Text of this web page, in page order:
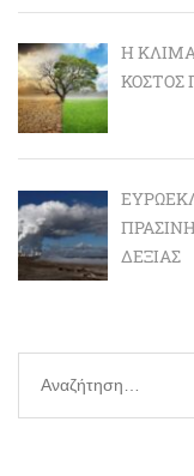
Η
ΚΌΣΤΟΣ
ΔΕΞΙΆΣ
Αναζήτηση
για: